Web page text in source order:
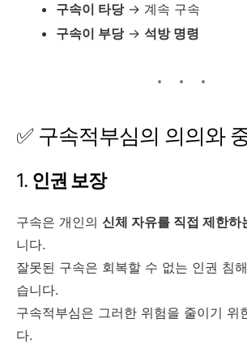
구속이 타당→ 계속 구속
구속이 부당→ 석방 명령
✅ 구속적부심의 의의와
1. 인권 보장
구속은 개인의 신체 자유를 직접 제한하
니다.
잘못된 구속은 회복할 수 없는 인권 침
습니다.
구속적부심은 그러한 위험을 줄이기 위
다.